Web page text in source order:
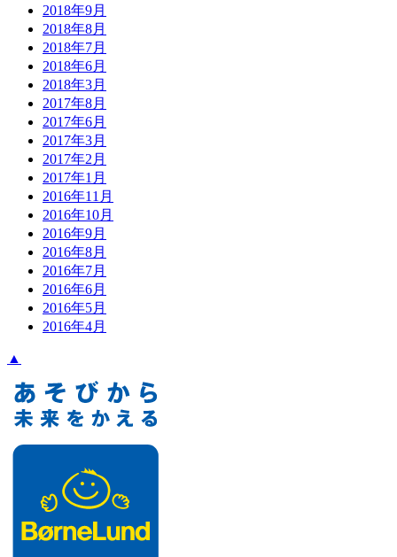
2018年9月
2018年8月
2018年7月
2018年6月
2018年3月
2017年8月
2017年6月
2017年3月
2017年2月
2017年1月
2016年11月
2016年10月
2016年9月
2016年8月
2016年7月
2016年6月
2016年5月
2016年4月
▲